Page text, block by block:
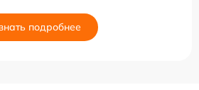
подробнее